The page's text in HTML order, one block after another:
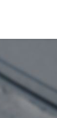
セージ
検査体制
業
サービス事業
報
てのご案内